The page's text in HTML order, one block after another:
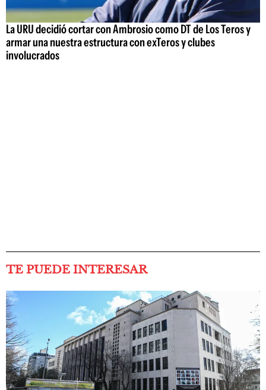
La URU decidió cortar con Ambrosio como DT de Los Teros y
armar una nuestra estructura con exTeros y clubes
involucrados
TE PUEDE INTERESAR